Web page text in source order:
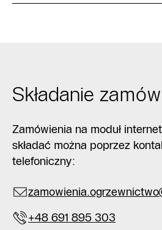
Składanie
Zamówienia na moduł
składać można poprzez
telefoniczny:
+48 691 895 303